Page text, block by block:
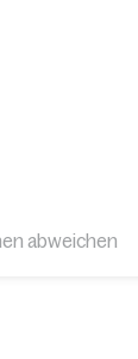
abweichen